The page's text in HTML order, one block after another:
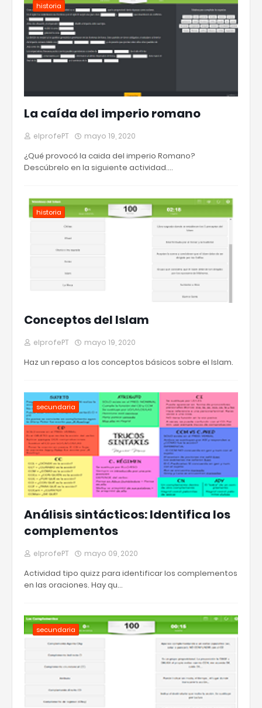
historia
La caída del imperio romano
elprofePT mayo 19, 2020
¿Qué provocó la caida del imperio Romano?
Descúbrelo en la siguiente actividad.…
historia
Conceptos del Islam
elprofePT mayo 19, 2020
Haz un repaso a los conceptos básicos sobre el Islam.
secundaria
Análisis sintácticos: Identifica los
complementos
elprofePT mayo 09, 2020
Actividad tipo quizz para identificar los complementos
en las oraciones. Hay qu…
secundaria